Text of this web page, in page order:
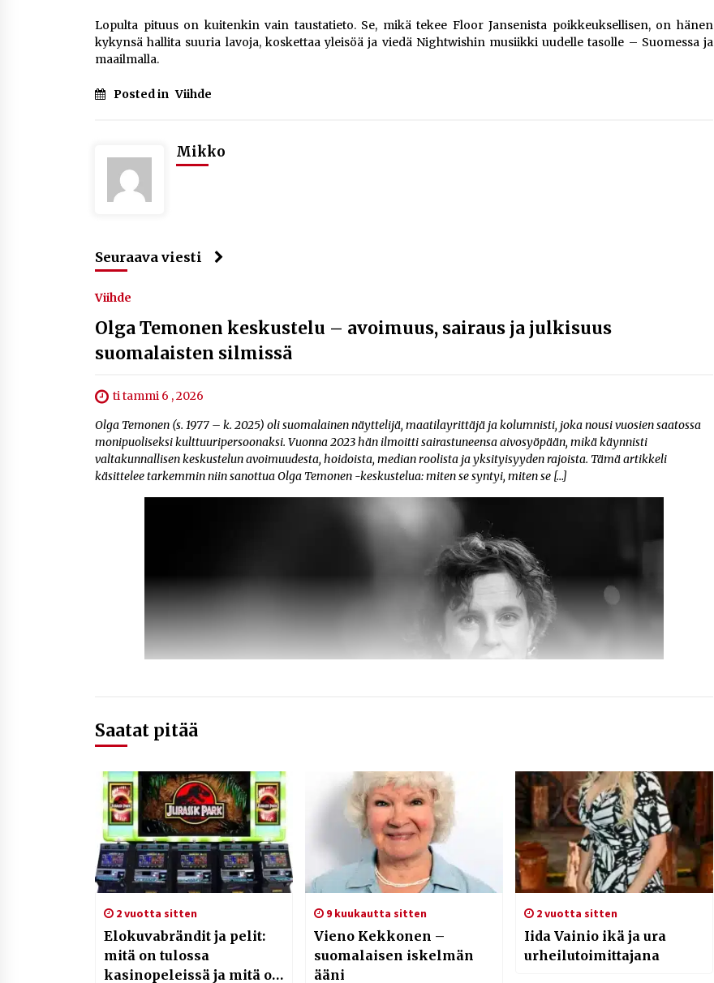
Lopulta pituus on kuitenkin vain taustatieto. Se, mikä tekee Floor Jansenista poikkeuksellisen, on hänen
kykynsä hallita suuria lavoja, koskettaa yleisöä ja viedä Nightwishin musiikki uudelle tasolle – Suomessa ja
maailmalla.
Posted in Viihde
Mikko
Seuraava viesti
Viihde
Olga Temonen keskustelu – avoimuus, sairaus ja julkisuus
suomalaisten silmissä
ti tammi 6 , 2026
Olga Temonen (s. 1977 – k. 2025) oli suomalainen näyttelijä, maatilayrittäjä ja kolumnisti, joka nousi vuosien saatossa
monipuoliseksi kulttuuripersoonaksi. Vuonna 2023 hän ilmoitti sairastuneensa aivosyöpään, mikä käynnisti
valtakunnallisen keskustelun avoimuudesta, hoidoista, median roolista ja yksityisyyden rajoista. Tämä artikkeli
käsittelee tarkemmin niin sanottua Olga Temonen -keskustelua: miten se syntyi, miten se […]
Saatat pitää
2 vuotta sitten
Elokuvabrändit ja pelit:
mitä on tulossa
kasinopeleissä ja mitä on
9 kuukautta sitten
Vieno Kekkonen –
suomalaisen iskelmän
ääni
2 vuotta sitten
Iida Vainio ikä ja ura
urheilutoimittajana